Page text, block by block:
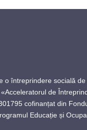
o întreprindere socială
de
cofinanțat din
Educație și